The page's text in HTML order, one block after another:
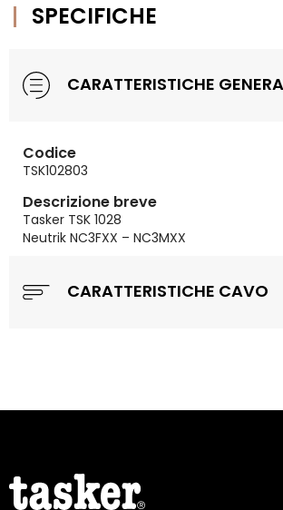
SPECIFICHE
CARATTERISTICHE
Codice
TSK102803
Descrizione breve
Tasker TSK 1028
Neutrik NC3FXX – NC3MXX
CARATTERISTICHE CAVO